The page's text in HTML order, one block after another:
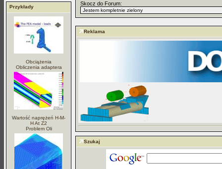
Przykłady
Obciążenia
Obliczenia adaptera
Wartość naprężeń H-M-
H At Z2
Problem Oli
Skocz do Forum:
Reklama
Szukaj